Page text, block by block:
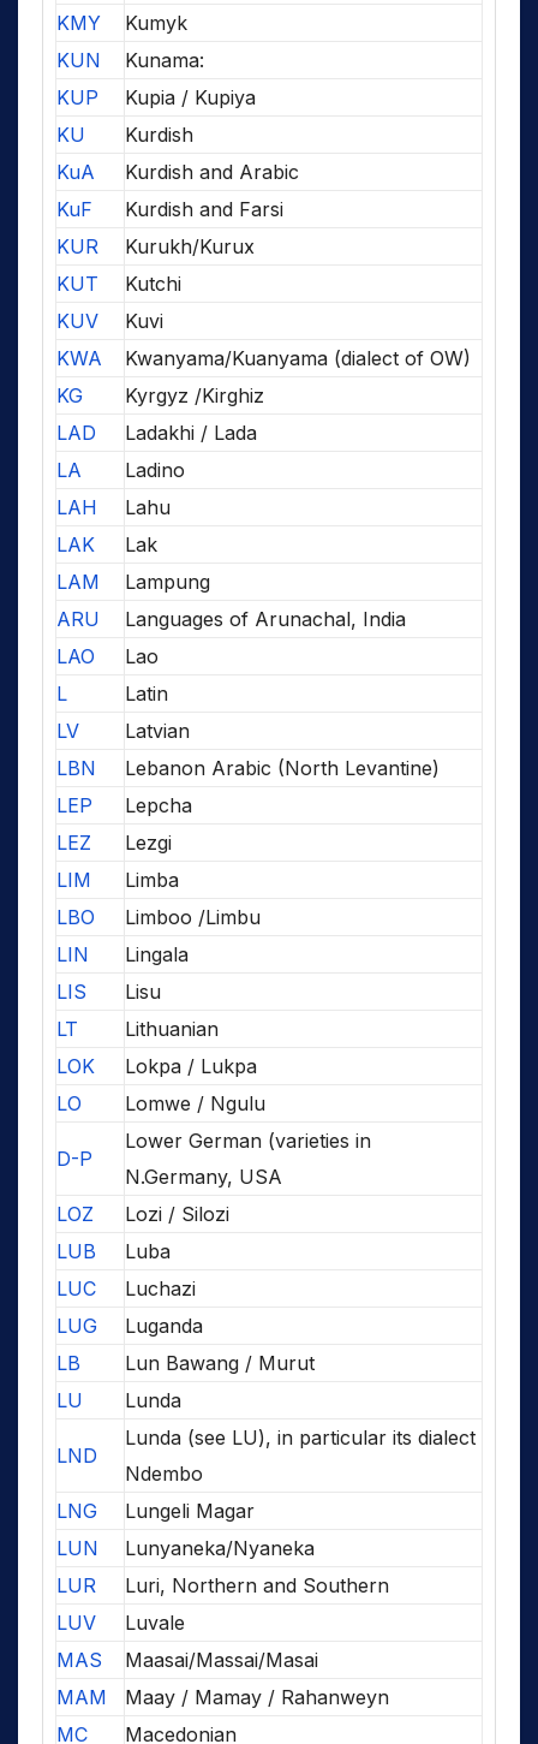
KMY
Kumyk
KUN
Kunama:
KUP
Kupia / Kupiya
KU
Kurdish
KuA
Kurdish and Arabic
KuF
Kurdish and Farsi
KUR
Kurukh/Kurux
KUT
Kutchi
KUV
Kuvi
KWA
Kwanyama/Kuanyama (dialect of OW)
KG
Kyrgyz /Kirghiz
LAD
Ladakhi / Lada
LA
Ladino
LAH
Lahu
LAK
Lak
LAM
Lampung
ARU
Languages of Arunachal, India
LAO
Lao
L
Latin
LV
Latvian
LBN
Lebanon Arabic (North Levantine)
LEP
Lepcha
LEZ
Lezgi
LIM
Limba
LBO
Limboo /Limbu
LIN
Lingala
LIS
Lisu
LT
Lithuanian
LOK
Lokpa / Lukpa
LO
Lomwe / Ngulu
D-P
Lower German (varieties in
N.Germany, USA
LOZ
Lozi / Silozi
LUB
Luba
LUC
Luchazi
LUG
Luganda
LB
Lun Bawang / Murut
LU
Lunda
LND
Lunda (see LU), in particular its dialect
Ndembo
LNG
Lungeli Magar
LUN
Lunyaneka/Nyaneka
LUR
Luri, Northern and Southern
LUV
Luvale
MAS
Maasai/Massai/Masai
MAM
Maay / Mamay / Rahanweyn
MC
Macedonian